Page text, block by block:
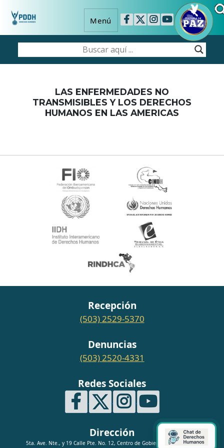
Menú
LAS ENFERMEDADES NO
TRANSMISIBLES Y LOS DERECHOS
HUMANOS EN LAS AMERICAS
Recepción
(503) 2529-5370
Denuncias
(503) 2520-4331
Redes Sociales
Dirección
5ta. Ave. Nte., y 19 Calle Pte. No. 12, Centro de Gobierno, San Salvador.